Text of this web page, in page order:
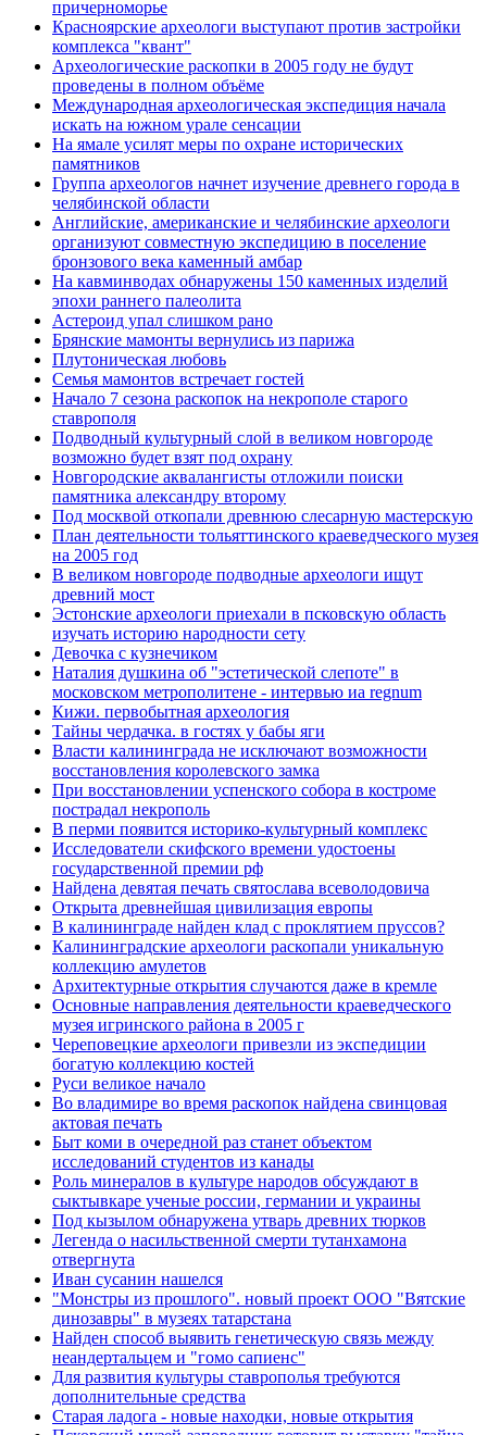
причерноморье
Красноярские археологи выступают против застройки
комплекса "квант"
Археологические раскопки в 2005 году не будут
проведены в полном объёме
Международная археологическая экспедиция начала
искать на южном урале сенсации
На ямале усилят меры по охране исторических
памятников
Группа археологов начнет изучение древнего города в
челябинской области
Английские, американские и челябинские археологи
организуют совместную экспедицию в поселение
бронзового века каменный амбар
На кавминводах обнаружены 150 каменных изделий
эпохи раннего палеолита
Астероид упал слишком рано
Брянские мамонты вернулись из парижа
Плутоническая любовь
Семья мамонтов встречает гостей
Начало 7 сезона раскопок на некрополе старого
ставрополя
Подводный культурный слой в великом новгороде
возможно будет взят под охрану
Новгородские аквалангисты отложили поиски
памятника александру второму
Под москвой откопали древнюю слесарную мастерскую
План деятельности тольяттинского краеведческого музея
на 2005 год
В великом новгороде подводные археологи ищут
древний мост
Эстонские археологи приехали в псковскую область
изучать историю народности сету
Девочка с кузнечиком
Наталия душкина об "эстетической слепоте" в
московском метрополитене - интервью иа regnum
Кижи. первобытная археология
Тайны чердачка. в гостях у бабы яги
Власти калининграда не исключают возможности
восстановления королевского замка
При восстановлении успенского собора в костроме
пострадал некрополь
В перми появится историко-культурный комплекс
Исследователи скифского времени удостоены
государственной премии рф
Найдена девятая печать святослава всеволодовича
Открыта древнейшая цивилизация европы
В калининграде найден клад с проклятием пруссов?
Калининградские археологи раскопали уникальную
коллекцию амулетов
Архитектурные открытия случаются даже в кремле
Основные направления деятельности краеведческого
музея игринского района в 2005 г
Череповецкие археологи привезли из экспедиции
богатую коллекцию костей
Руси великое начало
Во владимире во время раскопок найдена свинцовая
актовая печать
Быт коми в очередной раз станет объектом
исследований студентов из канады
Роль минералов в культуре народов обсуждают в
сыктывкаре ученые россии, германии и украины
Под кызылом обнаружена утварь древних тюрков
Легенда о насильственной смерти тутанхамона
отвергнута
Иван сусанин нашелся
"Монстры из прошлого". новый проект ООО "Вятские
динозавры" в музеях татарстана
Найден способ выявить генетическую связь между
неандертальцем и "гомо сапиенс"
Для развития культуры ставрополья требуются
дополнительные средства
Старая ладога - новые находки, новые открытия